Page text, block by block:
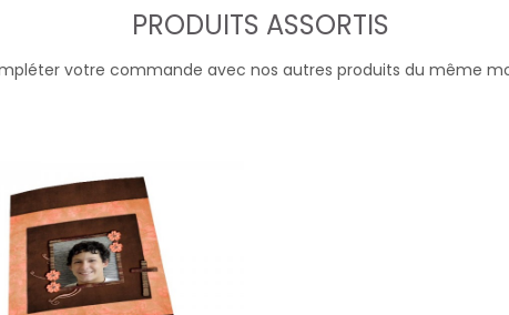
PRODUITS ASSORTIS
votre commande avec nos autres produits du même